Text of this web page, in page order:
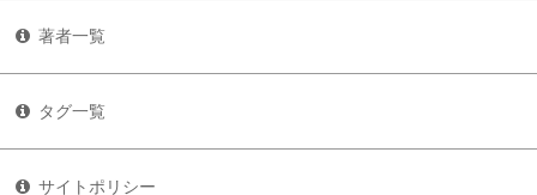
著者一覧
タグ一覧
サイトポリシー